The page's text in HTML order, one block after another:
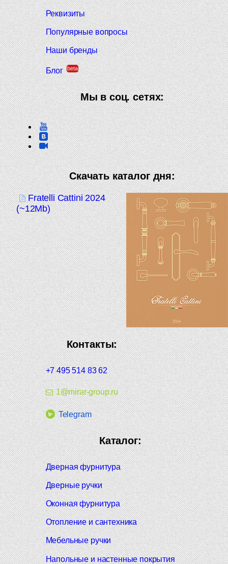
Реквизиты
Популярные вопросы
Наши бренды
Блог beta
Мы в соц. сетях:
Скачать каталог дня:
Fratelli Cattini 2024
(~12Mb)
Контакты:
+7 495 514 83 62
1@mirar-group.ru
Telegram
Каталог:
Дверная фурнитура
Дверные ручки
Оконная фурнитура
Отопление и сантехника
Мебельные ручки
Напольные и настенные покрытия